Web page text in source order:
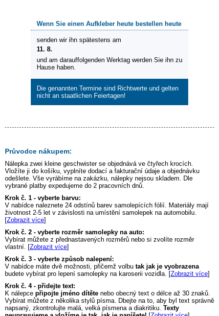
Wenn Sie einen Aufkleber heute bestellen heute
senden wir ihn spätestens am
11. 8.
und am darauffolgenden Werktag werden Sie ihn zu
Hause haben.
Die genannten Termine sind Richtwerte und gelten
nicht an staatlichen Feiertagen!
Průvodce nákupem:
Nálepka zwei kleine geschwisterse objednává ve čtyřech krocích.
Vložíte ji do košíku, vyplníte dodací a fakturační údaje a objednávku
odešlete. Vše vyrábíme na zakázku, nálepky nejsou skladem. Dle
vybrané platby expedujeme do 2 pracovních dnů.
Krok č. 1 - vyberte barvu:
V nabídce naleznete 24 odstínů barev samolepících fólií. Materiály mají
životnost 2-5 let v závislosti na umístění samolepek na automobilu.
[Zobrazit více]
Krok č. 2 - vyberte rozměr samolepky na auto:
Vybírat můžete z přednastavených rozměrů nebo si zvolíte rozměr
vlastní. [Zobrazit více]
Krok č. 3 - vyberte způsob nalepení:
V nabídce máte dvě možnosti, přičemž volbu tak jak je vyobrazena
budete vybírat pro lepení samolepky na karoserii vozidla. [Zobrazit více]
Krok č. 4 - přidejte text:
K nálepce připojte jméno dítěte nebo obecný text o délce až 30 znaků.
Vybírat můžete z několika stylů písma. Dbejte na to, aby byl text správně
napsaný, zkontrolujte malá, velká písmena a diakritiku. Texty